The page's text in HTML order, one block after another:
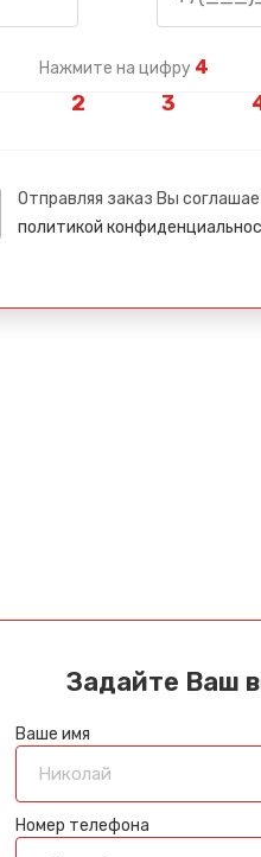
Нажмите на цифру 4
Отправляя заказ Вы
политикой
Задайте Ваш
Ваше имя
Номер телефона